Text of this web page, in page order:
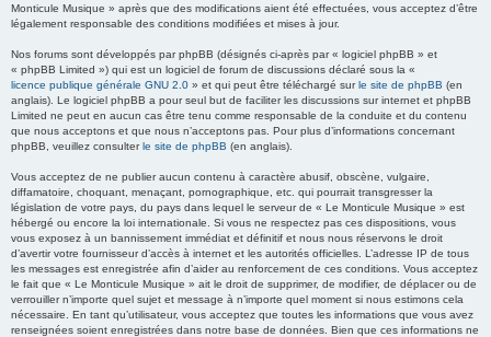
Monticule Musique » après que des modifications aient été effectuées, vous acceptez d’être
légalement responsable des conditions modifiées et mises à jour.
Nos forums sont développés par phpBB (désignés ci-après par « logiciel phpBB » et
« phpBB Limited ») qui est un logiciel de forum de discussions déclaré sous la «
licence publique générale GNU 2.0 » et qui peut être téléchargé surle site de phpBB (en
anglais). Le logiciel phpBB a pour seul but de faciliter les discussions sur internet et phpBB
Limited ne peut en aucun cas être tenu comme responsable de la conduite et du contenu
que nous acceptons et que nous n’acceptons pas. Pour plus d’informations concernant
phpBB, veuillez consulterle site de phpBB (en anglais).
Vous acceptez de ne publier aucun contenu à caractère abusif, obscène, vulgaire,
diffamatoire, choquant, menaçant, pornographique, etc. qui pourrait transgresser la
législation de votre pays, du pays dans lequel le serveur de « Le Monticule Musique » est
hébergé ou encore la loi internationale. Si vous ne respectez pas ces dispositions, vous
vous exposez à un bannissement immédiat et définitif et nous nous réservons le droit
d’avertir votre fournisseur d’accès à internet et les autorités officielles. L’adresse IP de tous
les messages est enregistrée afin d’aider au renforcement de ces conditions. Vous acceptez
le fait que « Le Monticule Musique » ait le droit de supprimer, de modifier, de déplacer ou de
verrouiller n’importe quel sujet et message à n’importe quel moment si nous estimons cela
nécessaire. En tant qu’utilisateur, vous acceptez que toutes les informations que vous avez
renseignées soient enregistrées dans notre base de données. Bien que ces informations ne